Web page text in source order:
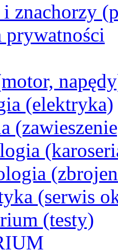
i znachorzy
(elektryka)
(serwis
(testy)